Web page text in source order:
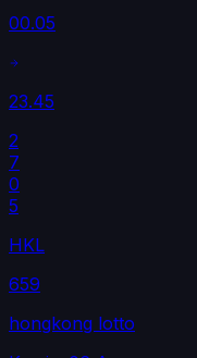
00.05
23.45
2
7
0
5
HKL
659
hongkong lotto